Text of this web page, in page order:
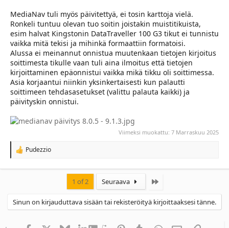
MediaNav tuli myös päivitettyä, ei tosin karttoja vielä.
Ronkeli tuntuu olevan tuo soitin joistakin muistitikuista,
esim halvat Kingstonin DataTraveller 100 G3 tikut ei tunnistu
vaikka mitä tekisi ja mihinkä formaattiin formatoisi.
Alussa ei meinannut onnistua muutenkaan tietojen kirjoitus
soittimesta tikulle vaan tuli aina ilmoitus että tietojen
kirjoittaminen epäonnistui vaikka mikä tikku oli soittimessa.
Asia korjaantui niinkin yksinkertaisesti kun palautti
soittimeen tehdasasetukset (valittu palauta kaikki) ja
päivityskin onnistui.
Viimeksi muokattu: 7 Marraskuu 2025
R
a
o
n
Pudezzio
1 of 2 Seuraava
Sinun on kirjauduttava sisään tai rekisteröityä kirjoittaaksesi tänne.